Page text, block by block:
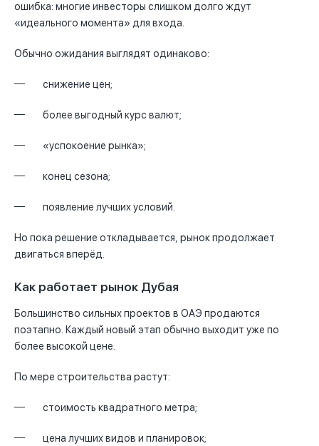
ошибка: многие инвесторы слишком долго ждут
«идеального момента» для входа.
Обычно ожидания выглядят одинаково:
снижение цен;
более выгодный курс валют;
«успокоение рынка»;
конец сезона;
появление лучших условий.
Но пока решение откладывается, рынок продолжает
двигаться вперёд.
Как работает рынок Дубая
Большинство сильных проектов в ОАЭ продаются
поэтапно. Каждый новый этап обычно выходит уже по
более высокой цене.
По мере строительства растут:
стоимость квадратного метра;
цена лучших видов и планировок;